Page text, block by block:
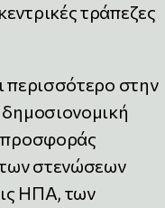
τράπεζες
περισσότερο στην
προσφοράς
στενώσεων
ΗΠΑ, των